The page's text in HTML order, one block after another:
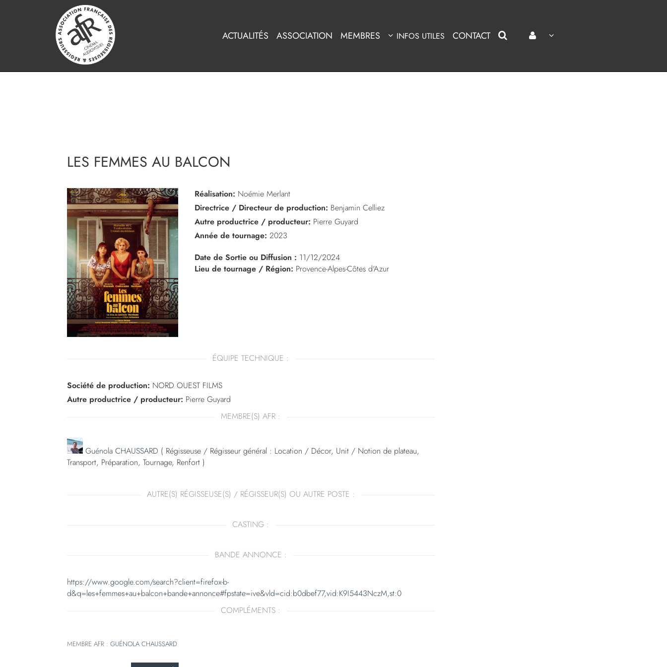
ACTUALITÉS ASSOCIATION MEMBRES INFOS UTILES CONTACT
LES FEMMES AU BALCON
Réalisation: Noémie Merlant
Directrice / Directeur de production: Benjamin Celliez
Autre productrice / producteur: Pierre Guyard
Année de tournage: 2023
Date de Sortie ou Diffusion : 11/12/2024
Lieu de tournage / Région: Provence-Alpes-Côtes d'Azur
ÉQUIPE TECHNIQUE :
Société de production: NORD OUEST FILMS
Autre productrice / producteur: Pierre Guyard
MEMBRE(S) AFR :
Guénola CHAUSSARD ( Régisseuse / Régisseur général : Location / Décor, Unit / Notion de plateau,
Transport, Préparation, Tournage, Renfort )
AUTRE(S) RÉGISSEUSE(S) / RÉGISSEUR(S) OU AUTRE POSTE :
CASTING :
BANDE ANNONCE :
https://www.google.com/search?client=firefox-b-
d&q=les+femmes+au+balcon+bande+annonce#fpstate=ive&vld=cid:b0dbef77,vid:K9I5443NczM,st:0
COMPLÉMENTS :
MEMBRE AFR : GUÉNOLA CHAUSSARD